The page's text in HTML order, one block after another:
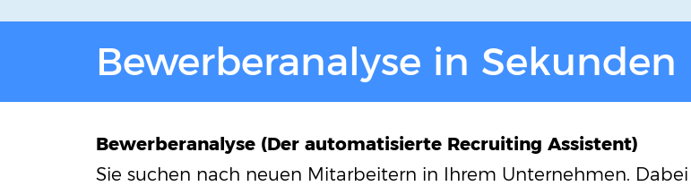
Bewerberanalyse in Sekunden
Bewerberanalyse (Der automatisierte Recruiting Assistent)
Sie suchen nach neuen Mitarbeitern in Ihrem Unternehmen.